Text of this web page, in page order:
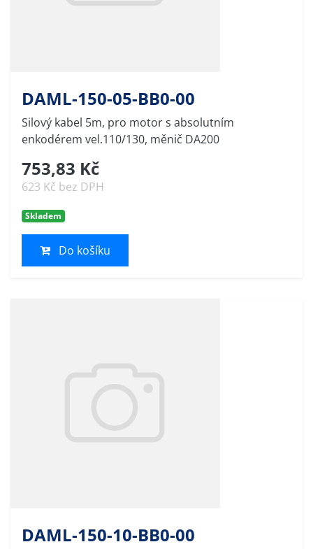
DAML-150-05-BB0-00
Silový kabel 5m, pro motor s absolutním
enkodérem vel.110/130, měnič DA200
753,83 Kč
623 Kč bez DPH
Skladem
Do košíku
DAML-150-10-BB0-00